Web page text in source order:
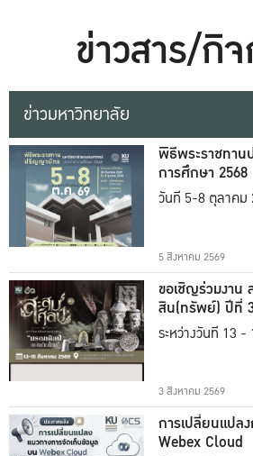
ข่าวสาร/กิ
ข่าวมหาวิทยาลัย
พิธีพระราชทา
การศึกษา 2568
วันที่ 5-8 ตุลาคม
5 สิงหาคม 2569
ขอเชิญร่วมงาน
สิน(ทรัพย์) ปีที่
ระหว่างวันที่ 13
3 สิงหาคม 2569
การเปลี่ยนแปล
Webex Cloud